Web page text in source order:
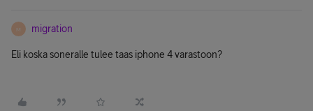
M migration
Eli koska soneralle tulee taas iphone 4 varastoon?